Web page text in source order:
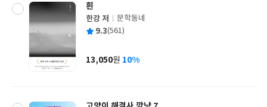
흰
글
쓴
한강 저
출
사
문학동네
평 9.3(561)
가
13,050원 10%